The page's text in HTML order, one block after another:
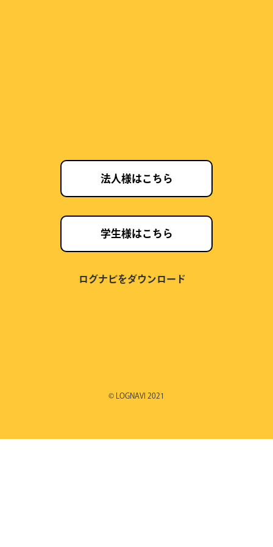
法人様はこちら
学生様はこちら
ログナビをダウンロード
© LOGNAVI 2021